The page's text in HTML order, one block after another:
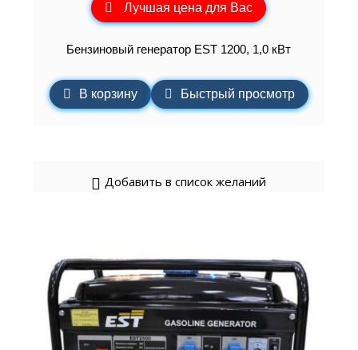
Лучшая цена для Вас
Бензиновый генератор EST 1200, 1,0 кВт
В корзину Быстрый просмотр
Добавить в список желаний